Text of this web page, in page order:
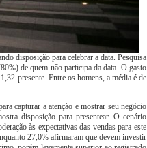
disposição para celebrar a data. Pesquisa
de quem não participa da data. O gasto
presente. Entre os homens, a média é de
capturar a atenção e mostrar seu negócio
disposição para presentear. O cenário
às expectativas das vendas para este
27,0% afirmaram que devem investir